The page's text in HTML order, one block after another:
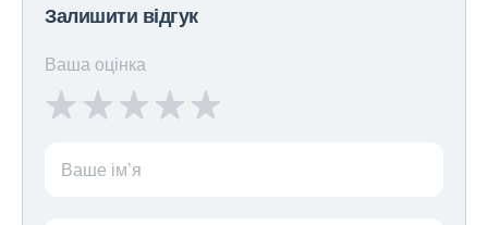
Залишити відгук
Ваша оцінка
Ваше ім’я